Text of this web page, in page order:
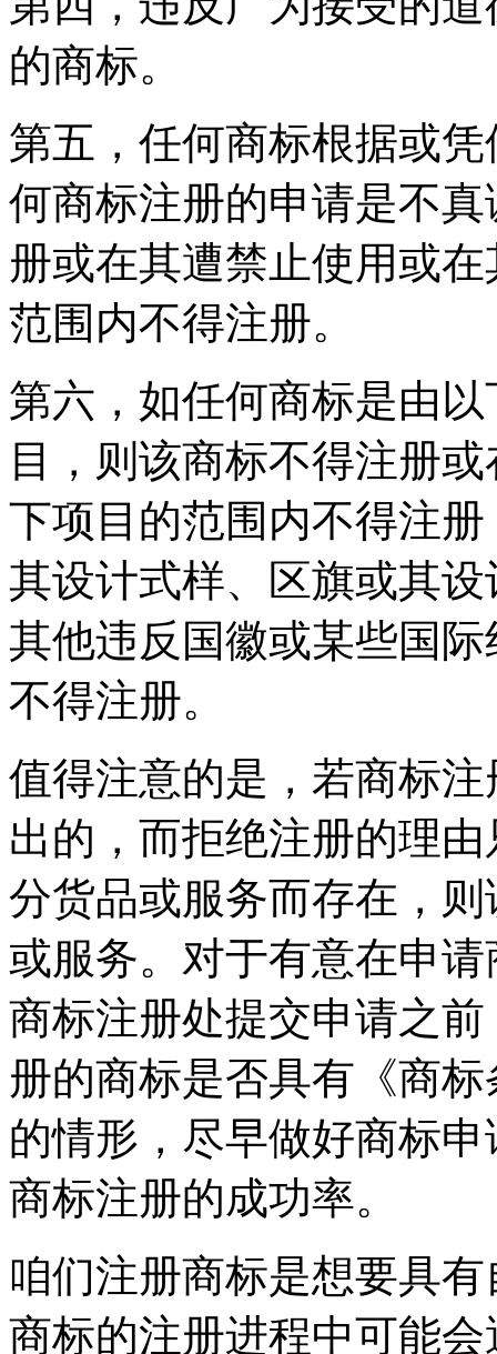
的商标。
第五，任何商标根据或
何商标注册的申请是不
册或在其遭禁止使用或
范围内不得注册。
第六，如任何商标是由
目，则该商标不得注册
下项目的范围内不得注
其设计式样、区旗或其
其他违反国徽或某些国
不得注册。
值得注意的是，若商标
出的，而拒绝注册的理
分货品或服务而存在，
或服务。对于有意在申
商标注册处提交申请之
册的商标是否具有《商
的情形，尽早做好商标
商标注册的成功率。
咱们注册商标是想要具
商标的注册进程中可能